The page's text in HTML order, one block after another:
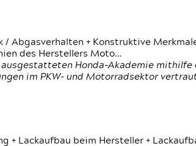
Abgasverhalten + Konstruktive
des Herstellers Moto…
Honda-Akademie mithilfe
im PKW- und Motorradsektor
+ Lackaufbau beim Hersteller +